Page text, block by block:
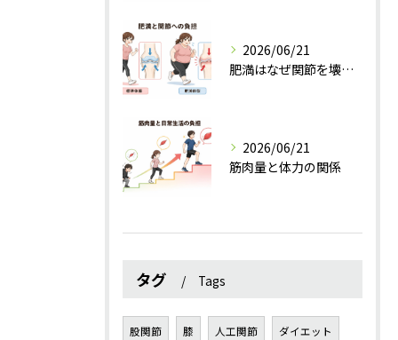
2026/06/21
肥満はなぜ関節を壊すのか？
2026/06/21
筋肉量と体力の関係
タグ Tags
股関節 膝 人工関節 ダイエット